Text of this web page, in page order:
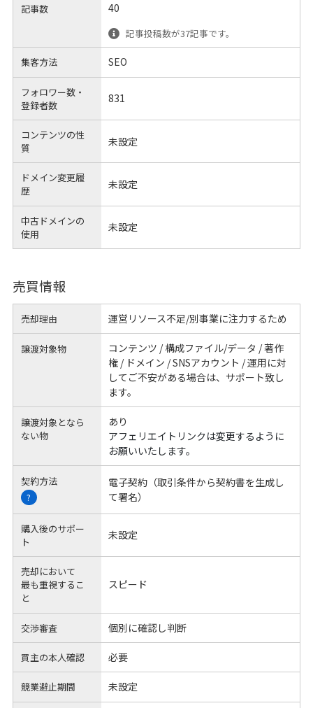
記事数 40
記事投稿数が37記事です。
集客方法 SEO
フォロワー数・
登録者数
831
コンテンツの性
質
未設定
ドメイン変更履
歴
未設定
中古ドメインの
使用
未設定
売買情報
売却理由 運営リソース不足/別事業に注力するため
譲渡対象物
コンテンツ / 構成ファイル/データ / 著作
権 / ドメイン / SNSアカウント / 運用に対
してご不安がある場合は、サポート致し
ます。
譲渡対象となら
ない物
あり
アフェリエイトリンクは変更するように
お願いいたします。
契約方法
?
電子契約（取引条件から契約書を生成し
て署名）
購入後のサポー
ト
未設定
売却において
最も重視するこ
と
スピード
交渉審査 個別に確認し判断
買主の本人確認 必要
競業避止期間 未設定